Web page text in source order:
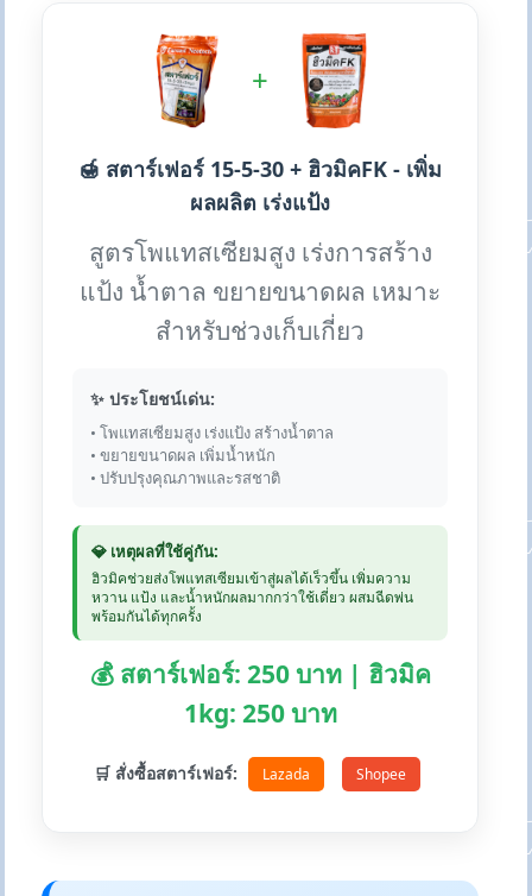
+
🍯 สตาร์เฟอร์ 15-5-30 + ฮิวมิคFK - เพิ่ม
ผลผลิต เร่งแป้ง
สูตรโพแทสเซียมสูง เร่งการสร้าง
แป้ง น้ำตาล ขยายขนาดผล เหมาะ
สำหรับช่วงเก็บเกี่ยว
✨ ประโยชน์เด่น:
• โพแทสเซียมสูง เร่งแป้ง สร้างน้ำตาล
• ขยายขนาดผล เพิ่มน้ำหนัก
• ปรับปรุงคุณภาพและรสชาติ
💎 เหตุผลที่ใช้คู่กัน:
ฮิวมิคช่วยส่งโพแทสเซียมเข้าสู่ผลได้เร็วขึ้น เพิ่มความ
หวาน แป้ง และน้ำหนักผลมากกว่าใช้เดี่ยว ผสมฉีดพ่น
พร้อมกันได้ทุกครั้ง
💰 สตาร์เฟอร์: 250 บาท | ฮิวมิค
1kg: 250 บาท
🛒 สั่งซื้อสตาร์เฟอร์: Lazada Shopee